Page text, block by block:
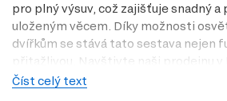
pro plný výsuv, což zajišťuje snadný
uloženým věcem. Díky možnosti
dvířkům se stává tato sestava nejen
přitažlivou. Navštivte naši prodejnu v
může tato sestava obohatit váš
Číst celý text